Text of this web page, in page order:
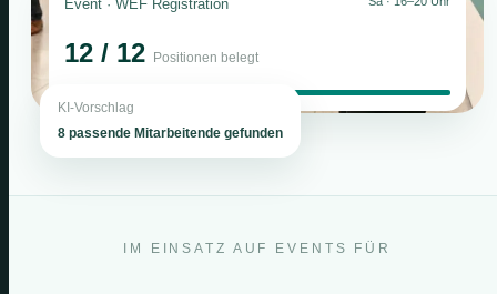
Event · WEF Registration
12 / 12 Positionen belegt
KI-Vorschlag
8 passende Mitarbeitende gefunden
IM EINSATZ AUF EVENTS FÜR